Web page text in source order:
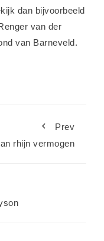
dan bijvoorbeeld
van der
van Barneveld.
Prev
rhijn vermogen